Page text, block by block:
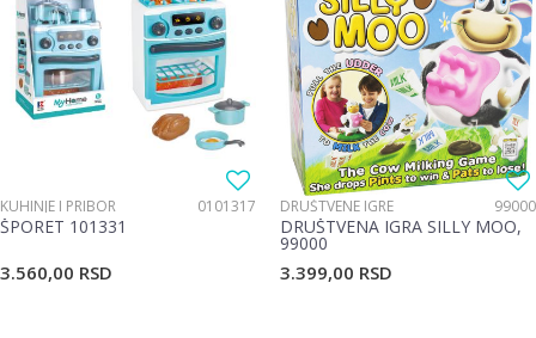
KUHINJE I PRIBOR 0101317
ŠPORET 101331
3.560,00 RSD
DRUŠTVENE IGRE 99000
DRUŠTVENA IGRA SILLY MOO,
99000
3.399,00 RSD